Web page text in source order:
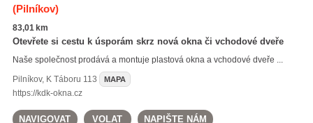
(Pilníkov)
83,01 km
Otevřete si cestu k úsporám skrz nová okna či vchodové dveře
Naše společnost prodává a montuje plastová okna a vchodové dveře ...
Pilníkov, K Táboru 113 MAPA
https://kdk-okna.cz
NAVIGOVAT VOLAT NAPIŠTE NÁM